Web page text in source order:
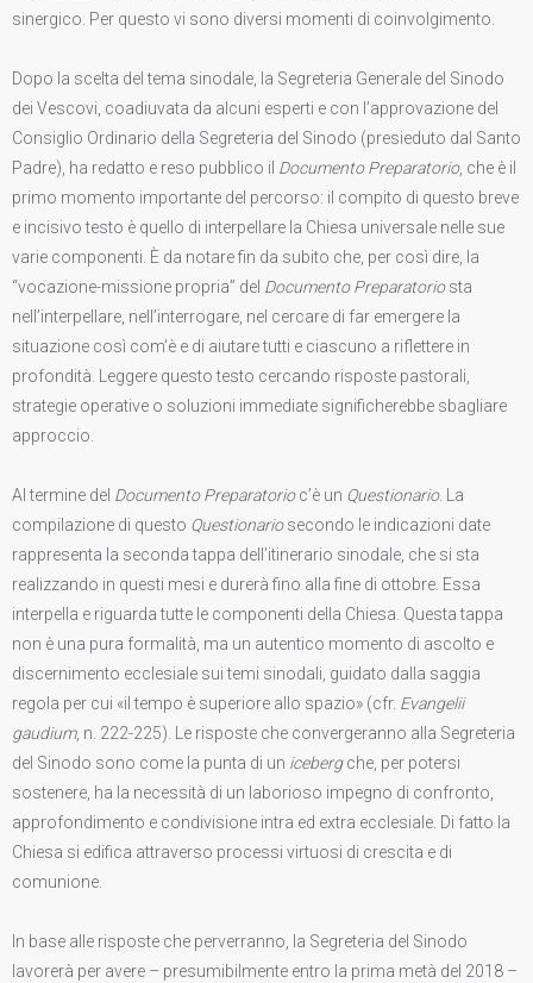
sinergico. Per questo vi sono diversi momenti di coinvolgimento.
Dopo la scelta del tema sinodale, la Segreteria Generale del Sinodo
dei Vescovi, coadiuvata da alcuni esperti e con l’approvazione del
Consiglio Ordinario della Segreteria del Sinodo (presieduto dal Santo
Padre), ha redatto e reso pubblico il Documento Preparatorio, che è il
primo momento importante del percorso: il compito di questo breve
e incisivo testo è quello di interpellare la Chiesa universale nelle sue
varie componenti. È da notare fin da subito che, per così dire, la
“vocazione-missione propria” del Documento Preparatoriosta
nell’interpellare, nell’interrogare, nel cercare di far emergere la
situazione così com’è e di aiutare tutti e ciascuno a riflettere in
profondità. Leggere questo testo cercando risposte pastorali,
strategie operative o soluzioni immediate significherebbe sbagliare
approccio.
Al termine del Documento Preparatorioc’è un Questionario. La
compilazione di questo Questionariosecondo le indicazioni date
rappresenta la seconda tappa dell’itinerario sinodale, che si sta
realizzando in questi mesi e durerà fino alla fine di ottobre. Essa
interpella e riguarda tutte le componenti della Chiesa. Questa tappa
non è una pura formalità, ma un autentico momento di ascolto e
discernimento ecclesiale sui temi sinodali, guidato dalla saggia
regola per cui «il tempo è superiore allo spazio» (cfr. Evangelii
gaudium, n. 222-225). Le risposte che convergeranno alla Segreteria
del Sinodo sono come la punta di un icebergche, per potersi
sostenere, ha la necessità di un laborioso impegno di confronto,
approfondimento e condivisione intra ed extra ecclesiale. Di fatto la
Chiesa si edifica attraverso processi virtuosi di crescita e di
comunione.
In base alle risposte che perverranno, la Segreteria del Sinodo
lavorerà per avere – presumibilmente entro la prima metà del 2018 –